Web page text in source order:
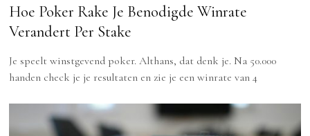
Hoe Poker Rake Je Benodigde Winrate
Verandert Per Stake
Je speelt winstgevend poker. Althans, dat denk je. Na 50.000
handen check je je resultaten en zie je een winrate van 4